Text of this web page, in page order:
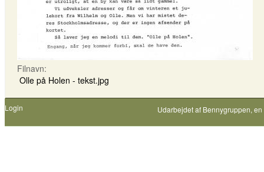
Filnavn:
Olle på Holen - tekst.jpg
Login Udarbejdet af Bennygruppen,